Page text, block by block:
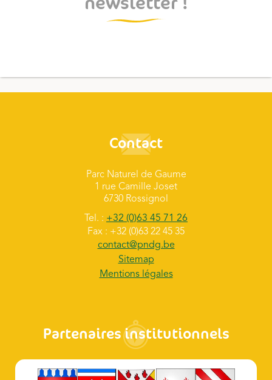
Contact
Parc Naturel de Gaume
1 rue Camille Joset
6730 Rossignol
Tel. : +32 (0)63 45 71 26
Fax : +32 (0)63 22 45 35
contact@pndg.be
Sitemap
Mentions légales
Partenaires institutionnels